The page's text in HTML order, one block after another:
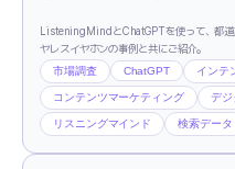
ListeningMindとChatGPTを使って、都道
ヤレスイヤホンの事例と共にご紹介。
市場調査 ChatGPT インテ
コンテンツマーケティング デジ
リスニングマインド 検索データ